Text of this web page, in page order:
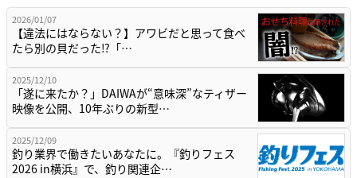
2026/01/07
【違法にはならない？】アワビだと思って食べ
たら別の貝だった⁉「…
2025/12/10
「遂に来たか？」DAIWAが“意味深”なティザー
映像を公開、10年ぶりの新型…
2025/12/09
釣り業界で働きたいあなたに。『釣りフェス
2026 in横浜』で、釣り関連企…